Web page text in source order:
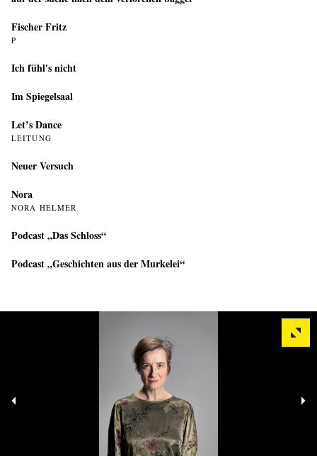
Fischer Fritz
P
Ich fühl's nicht
Im Spiegelsaal
Let’s Dance
LEITUNG
Neuer Versuch
Nora
NORA HELMER
Podcast „Das Schloss“
Podcast „Geschichten aus der Murkelei“